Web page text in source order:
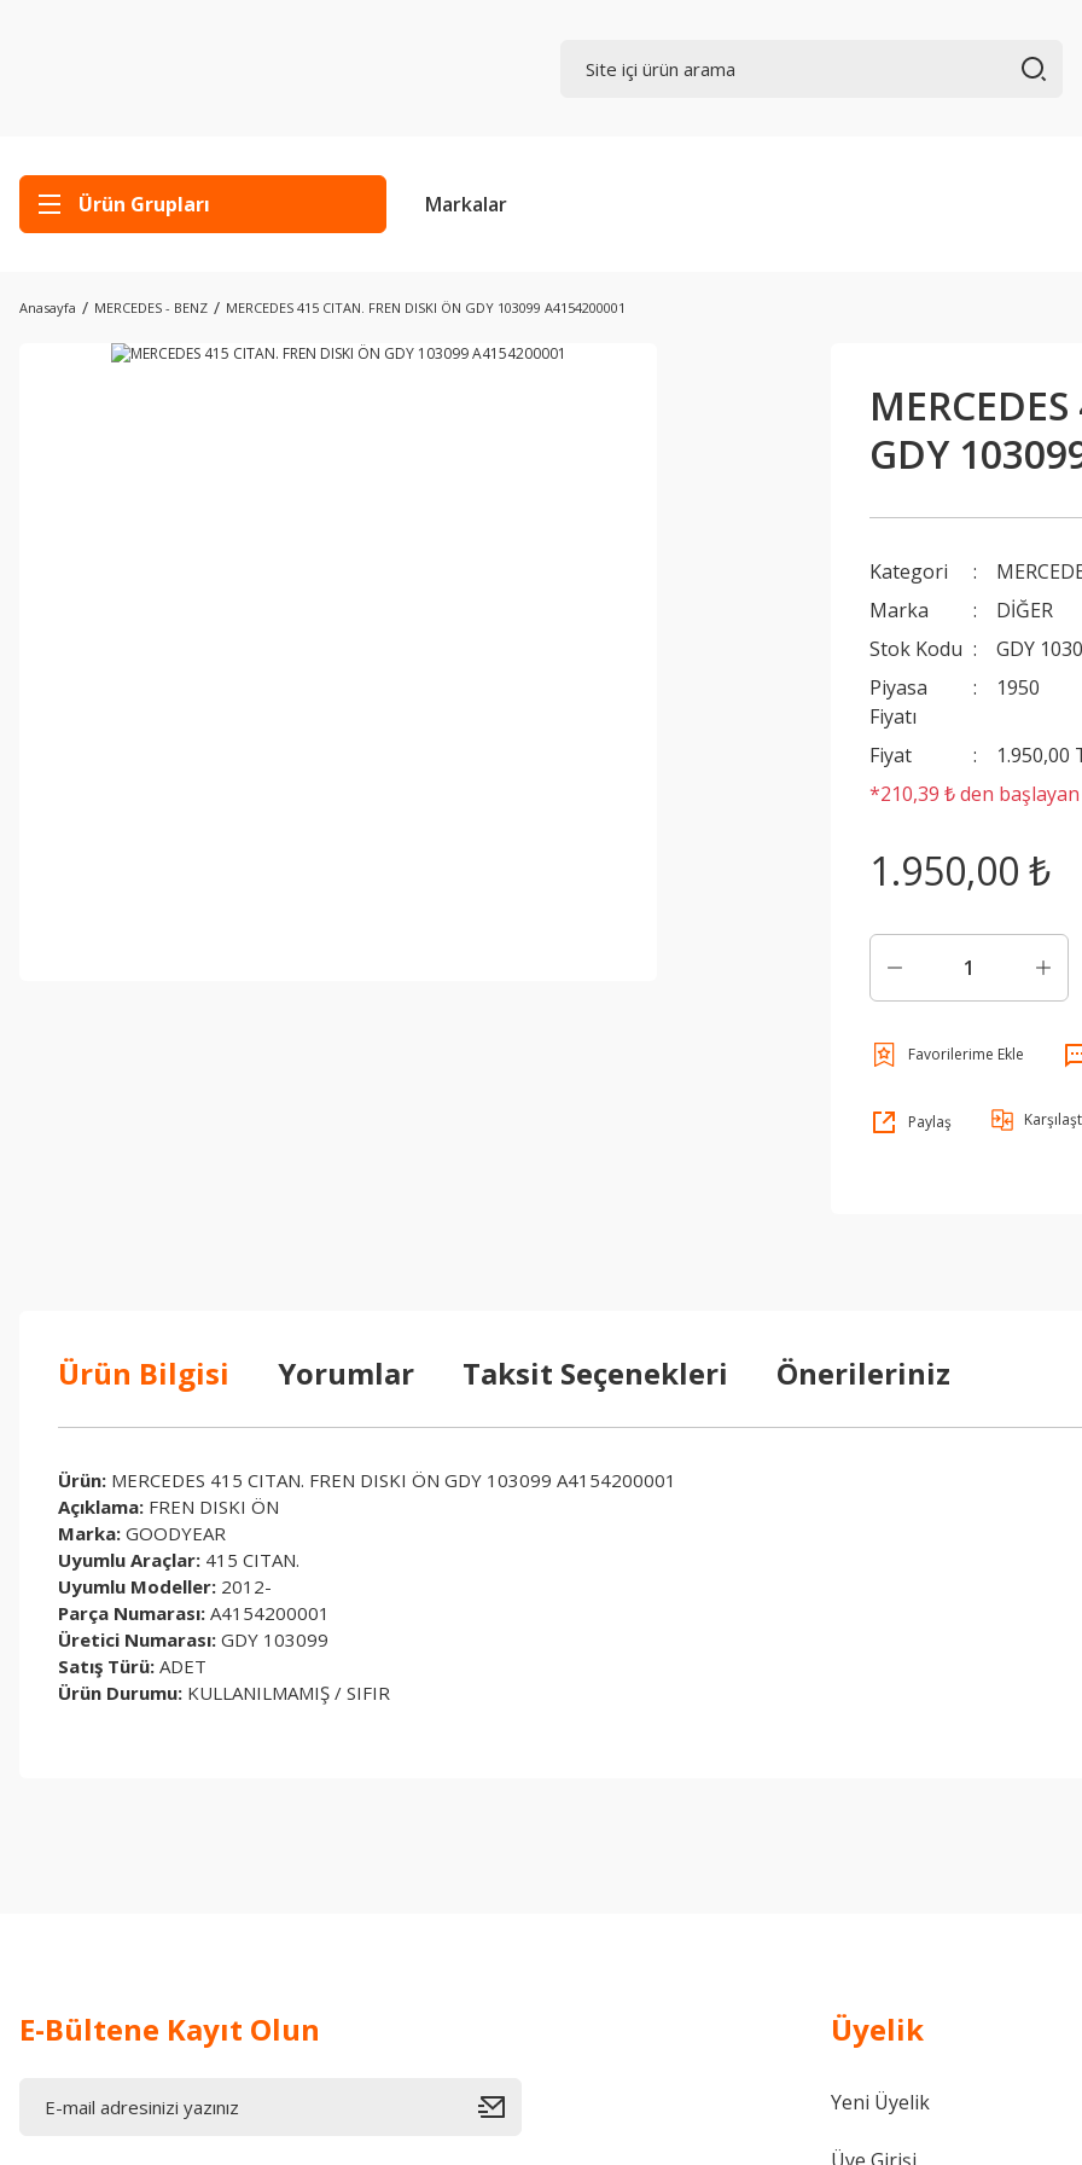
Ürün Grupları Markalar
Anasayfa MERCEDES - BENZ MERCEDES 415 CITAN. FREN DISKI ÖN GDY 103099 A4154200001
GDY
Kategori
Marka
DİĞER
Stok Kodu
GDY
Piyasa
Fiyatı
1950
Fiyat
1.950,00
*210,39 ₺ den
1.950,00 ₺
Paylaş
Ürün Bilgisi Yorumlar Taksit Seçenekleri Önerileriniz
Ürün: MERCEDES 415 CITAN. FREN DISKI ÖN GDY 103099 A4154200001
Açıklama: FREN DISKI ÖN
Marka: GOODYEAR
Uyumlu Araçlar: 415 CITAN.
Uyumlu Modeller: 2012-
Parça Numarası: A4154200001
Üretici Numarası: GDY 103099
Satış Türü: ADET
Ürün Durumu: KULLANILMAMIŞ / SIFIR
E-Bültene Kayıt Olun Üyelik
Yeni Üyelik